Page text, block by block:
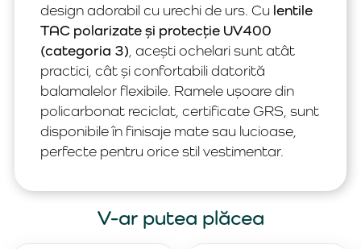
design adorabil cu urechi de urs. Cu lentile
TAC polarizate și protecție UV400
(categoria 3) , acești ochelari sunt atât
practici, cât și confortabili datorită
balamalelor flexibile. Ramele ușoare din
policarbonat reciclat, certificate GRS, sunt
disponibile în finisaje mate sau lucioase,
perfecte pentru orice stil vestimentar.
V-ar putea plăcea